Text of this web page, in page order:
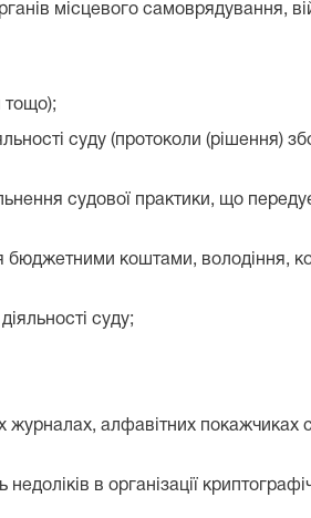
місцевого самоврядування,
тощо);
суду (протоколи (рішення)
судової практики, що
бюджетними коштами, володіння,
суду;
журналах, алфавітних покажчиках
в організації